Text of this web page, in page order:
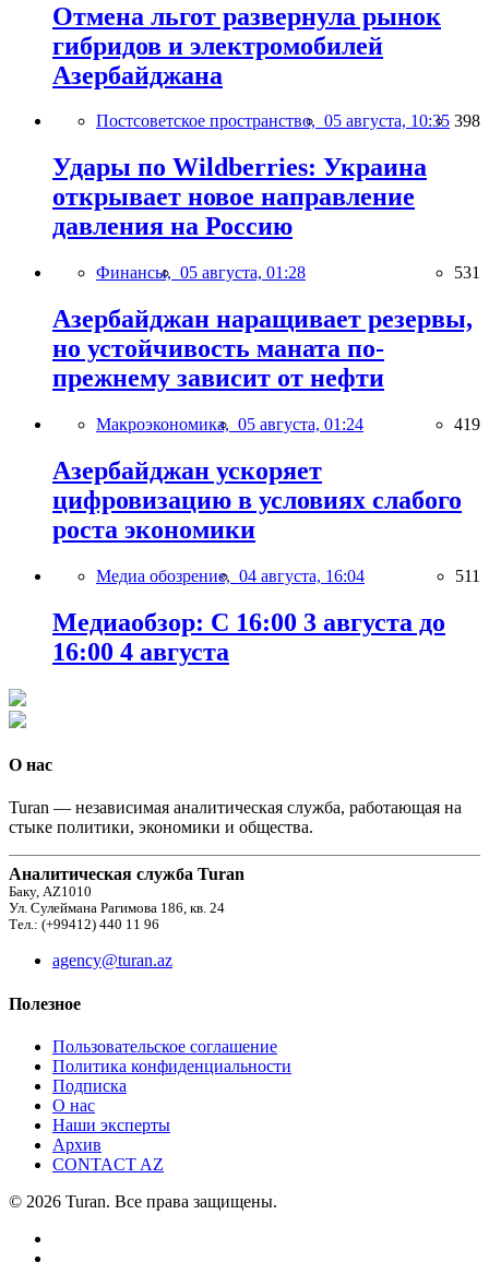
Отмена льгот развернула рынок
гибридов и электромобилей
Азербайджана
Постсоветское пространство, 05 августа, 10:35 398
Удары по Wildberries: Украина
открывает новое направление
давления на Россию
Финансы, 05 августа, 01:28 531
Азербайджан наращивает резервы,
но устойчивость маната по-
прежнему зависит от нефти
Макроэкономика, 05 августа, 01:24 419
Азербайджан ускоряет
цифровизацию в условиях слабого
роста экономики
Медиа обозрение, 04 августа, 16:04 511
Медиаобзор: С 16:00 3 августа до
16:00 4 августа
О нас
Turan — независимая аналитическая служба, работающая на
стыке политики, экономики и общества.
Аналитическая служба Turan
Баку, AZ1010
Ул. Сулеймана Рагимова 186, кв. 24
Тел.: (+99412) 440 11 96
agency@turan.az
Полезное
Пользовательское соглашение
Политика конфиденциальности
Подписка
О нас
Наши эксперты
Архив
CONTACT AZ
© 2026 Turan. Все права защищены.